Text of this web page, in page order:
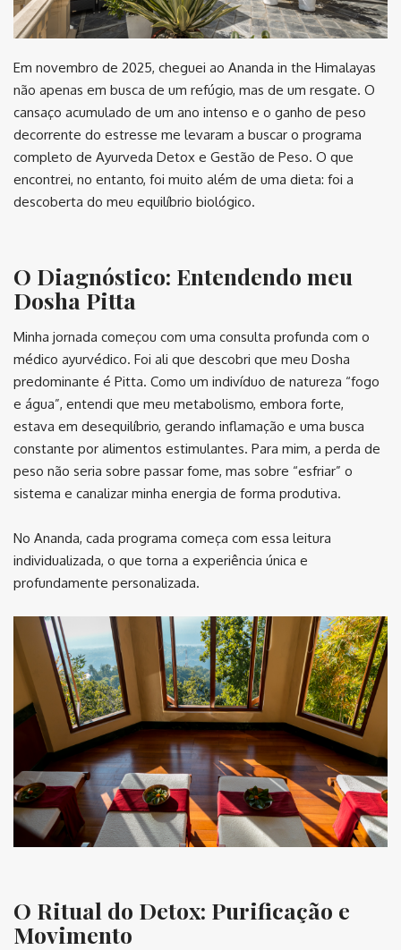
Em novembro de 2025, cheguei ao Ananda in the Himalayas
não apenas em busca de um refúgio, mas de um resgate. O
cansaço acumulado de um ano intenso e o ganho de peso
decorrente do estresse me levaram a buscar o programa
completo de Ayurveda Detox e Gestão de Peso. O que
encontrei, no entanto, foi muito além de uma dieta: foi a
descoberta do meu equilíbrio biológico.
O Diagnóstico: Entendendo meu
Dosha Pitta
Minha jornada começou com uma consulta profunda com o
médico ayurvédico. Foi ali que descobri que meu Dosha
predominante é Pitta. Como um indivíduo de natureza “fogo
e água”, entendi que meu metabolismo, embora forte,
estava em desequilíbrio, gerando inflamação e uma busca
constante por alimentos estimulantes. Para mim, a perda de
peso não seria sobre passar fome, mas sobre “esfriar” o
sistema e canalizar minha energia de forma produtiva.
No Ananda, cada programa começa com essa leitura
individualizada, o que torna a experiência única e
profundamente personalizada.
O Ritual do Detox: Purificação e
Movimento